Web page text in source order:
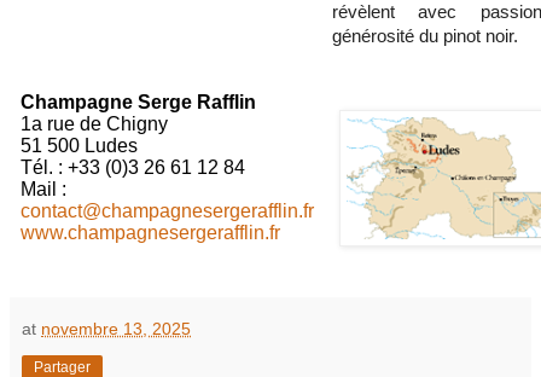
révèlent avec
générosité du pinot noir.
Champagne Serge Rafflin
1a rue de Chigny
51 500 Ludes
Tél. : +33 (0)3 26 61 12 84
Mail :
contact@champagnesergerafflin.fr
www.champagnesergerafflin.fr
at novembre 13, 2025
Partager